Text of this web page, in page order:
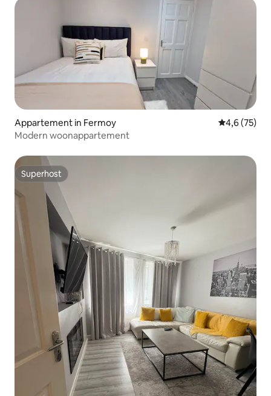
Appartement in Fermoy
4,6 (75)
Modern woonappartement
Superhost
Superhost